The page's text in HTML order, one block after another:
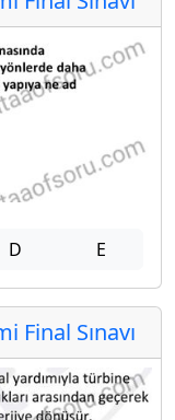
D E
Final Sınavı